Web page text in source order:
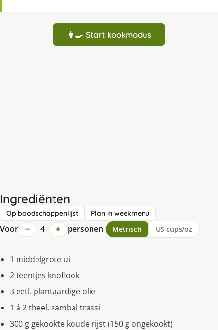
👩‍🍳 Start kookmodus
Ingrediënten
Op boodschappenlijst Plan in weekmenu
Voor − 4 + personen Metrisch US cups/oz
1 middelgrote ui
2 teentjes knoflook
3 eetl. plantaardige olie
1 á 2 theel. sambal trassi
300 g gekookte koude rijst (150 g ongekookt)